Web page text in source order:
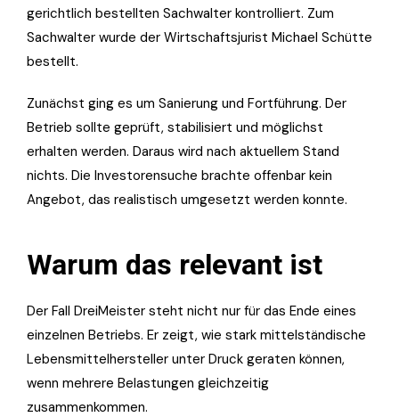
gerichtlich bestellten Sachwalter kontrolliert. Zum
Sachwalter wurde der Wirtschaftsjurist Michael Schütte
bestellt.
Zunächst ging es um Sanierung und Fortführung. Der
Betrieb sollte geprüft, stabilisiert und möglichst
erhalten werden. Daraus wird nach aktuellem Stand
nichts. Die Investorensuche brachte offenbar kein
Angebot, das realistisch umgesetzt werden konnte.
Warum das relevant ist
Der Fall DreiMeister steht nicht nur für das Ende eines
einzelnen Betriebs. Er zeigt, wie stark mittelständische
Lebensmittelhersteller unter Druck geraten können,
wenn mehrere Belastungen gleichzeitig
zusammenkommen.